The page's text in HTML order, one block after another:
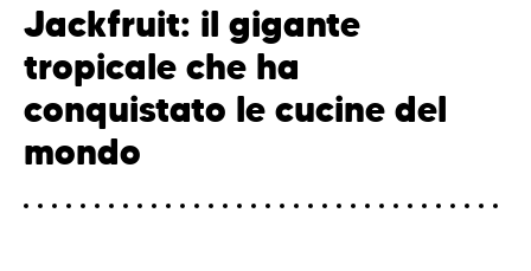
Jackfruit: il gigante
tropicale che ha
conquistato le cucine del
mondo